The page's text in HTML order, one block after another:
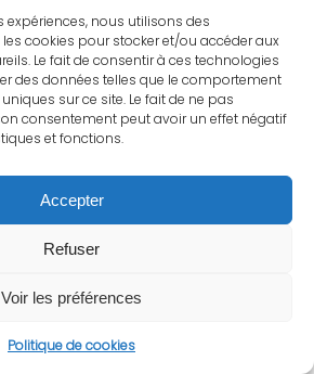
expériences, nous utilisons des
cookies pour stocker et/ou accéder aux
Le fait de consentir à ces technologies
des données telles que le comportement
sur ce site. Le fait de ne pas
consentement peut avoir un effet négatif
et fonctions.
Accepter
Refuser
Voir les préférences
Politique de cookies